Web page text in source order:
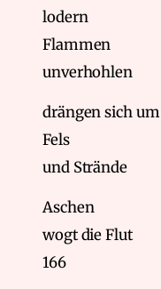
lodern
Flammen
unverhohlen
drängen sich um
Fels
und Strände
Aschen
wogt die Flut
166